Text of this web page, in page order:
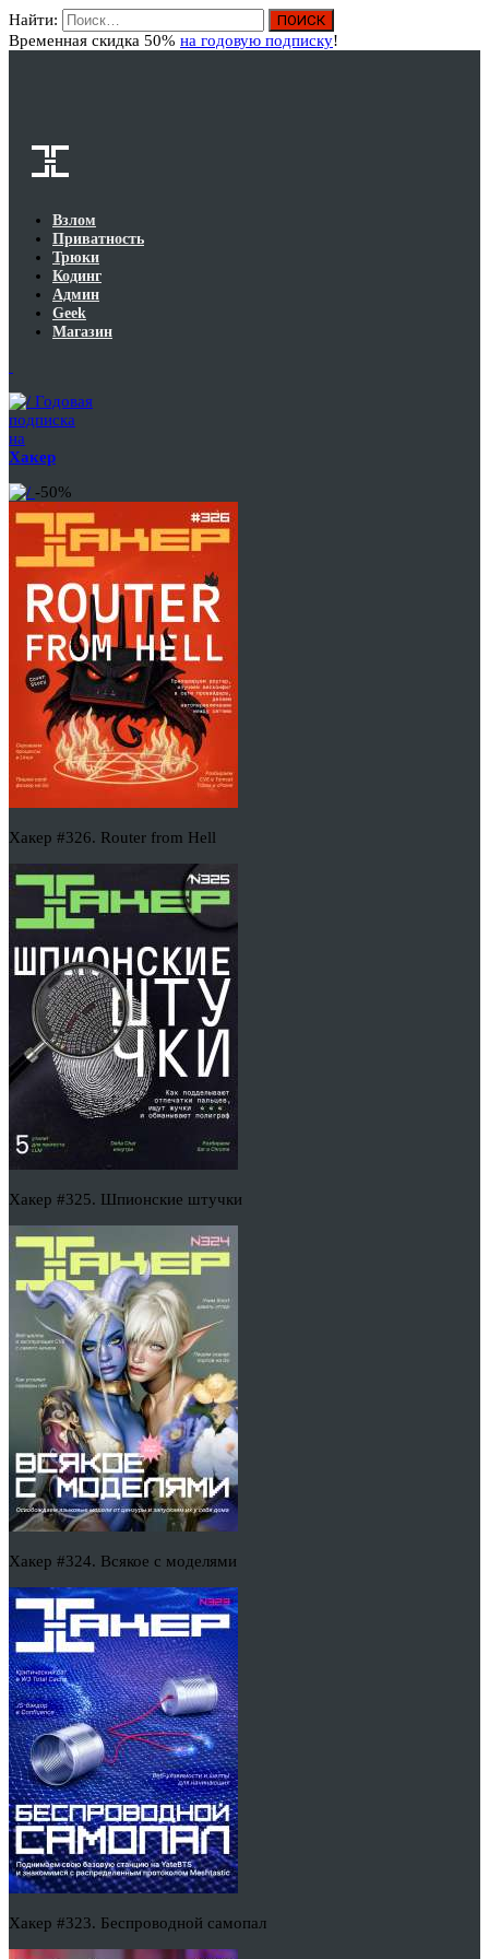
Найти:
Временная скидка 50% на годовую подписку!
Взлом
Приватность
Трюки
Кодинг
Админ
Geek
Магазин
Годовая
подписка
на
Хакер
-50%
Хакер #326. Router from Hell
Хакер #325. Шпионские штучки
Хакер #324. Всякое с моделями
Хакер #323. Беспроводной самопал